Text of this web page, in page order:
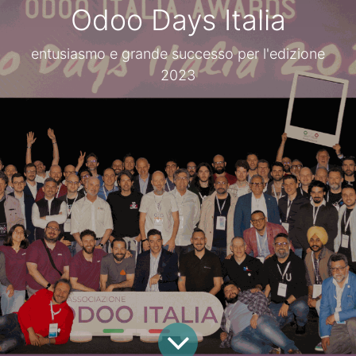
Odoo Days Italia
entusiasmo e grande successo per l'edizione
2023